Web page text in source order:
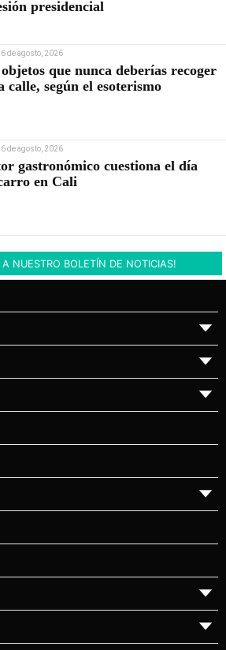
presidencial
de agosto, 2026
que nunca deberías recoger
calle, según el esoterismo
de agosto, 2026
gastronómico cuestiona el día
en Cali
A NUESTRO BOLETÍN DE NOTICIAS!
▼
▼
▼
▼
▼
▼